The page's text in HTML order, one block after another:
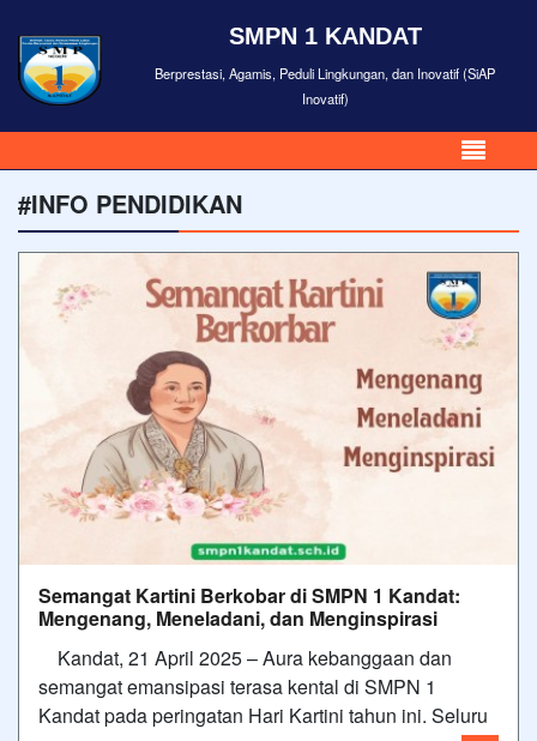
SMPN 1 KANDAT
Berprestasi, Agamis, Peduli Lingkungan, dan Inovatif (SiAP
Inovatif)
#INFO PENDIDIKAN
Semangat Kartini Berkobar di SMPN 1 Kandat:
Mengenang, Meneladani, dan Menginspirasi
Kandat, 21 April 2025 – Aura kebanggaan dan
semangat emansipasi terasa kental di SMPN 1
Kandat pada peringatan Hari Kartini tahun ini. Seluru